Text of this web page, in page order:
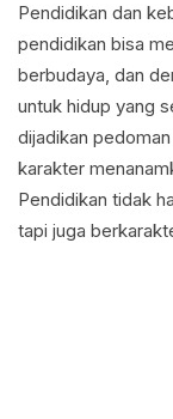
Pendidikan dan
pendidikan bisa
berbudaya, dan
untuk hidup yang
dijadikan
karakter
Pendidikan tidak
tapi juga